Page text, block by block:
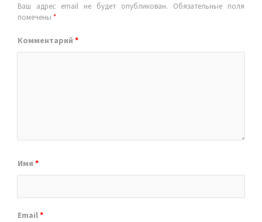
Ваш адрес email не будет опубликован.
Обязательные поля
помечены *
Комментарий *
Имя *
Email*